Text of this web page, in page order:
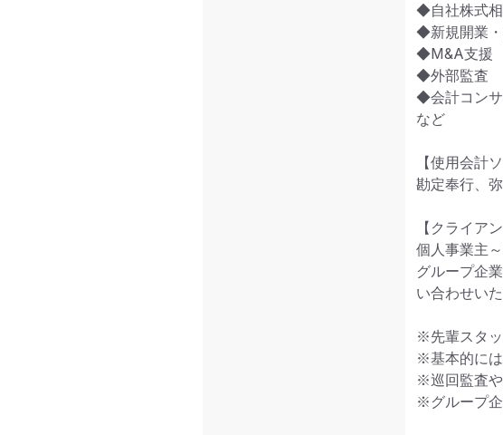
◆自社株式
◆新規開業
◆M&A支援
◆外部監査
◆会計コン
など
【使用会計
勘定奉行、
【クライアン
個人事業主
グループ企
い合わせい
※先輩スタッ
※基本的には
※巡回監査や
※グループ企